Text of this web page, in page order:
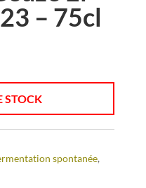
– 75cl
STOCK
spontanée,